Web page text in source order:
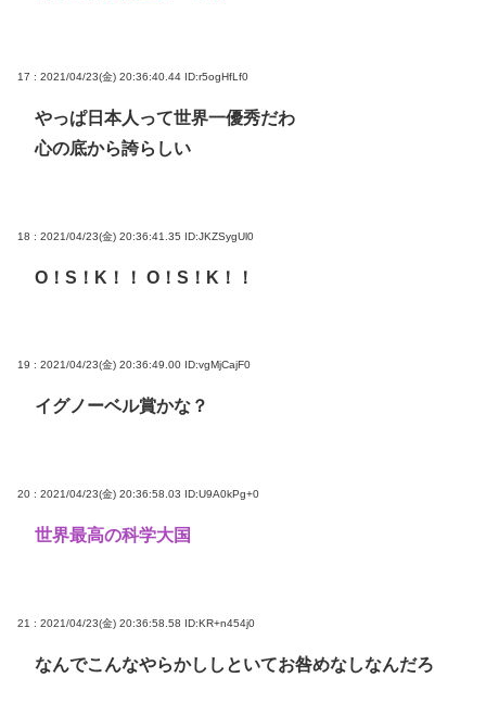
17 : 2021/04/23(金) 20:36:40.44 ID:r5ogHfLf0
やっぱ日本人って世界一優秀だわ
心の底から誇らしい
18 : 2021/04/23(金) 20:36:41.35 ID:JKZSygUl0
O！S！K！！ O！S！K！！
19 : 2021/04/23(金) 20:36:49.00 ID:vgMjCajF0
イグノーベル賞かな？
20 : 2021/04/23(金) 20:36:58.03 ID:U9A0kPg+0
世界最高の科学大国
21 : 2021/04/23(金) 20:36:58.58 ID:KR+n454j0
なんでこんなやらかししといてお咎めなしなんだろ